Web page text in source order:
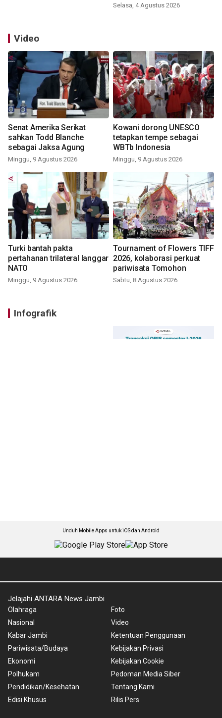
Selasa, 4 Agustus 2026
Video
Senat Amerika Serikat
sahkan Todd Blanche
sebagai Jaksa Agung
Minggu, 9 Agustus 2026
Kowani dorong UNESCO
tetapkan tempe sebagai
WBTb Indonesia
Minggu, 9 Agustus 2026
Turki bantah pakta
pertahanan trilateral langgar
NATO
Minggu, 9 Agustus 2026
Tournament of Flowers TIFF
2026, kolaborasi perkuat
pariwisata Tomohon
Sabtu, 8 Agustus 2026
Infografik
Unduh Mobile Apps untuk iOS dan Android
Jelajahi ANTARA News Jambi
Olahraga
Nasional
Kabar Jambi
Pariwisata/Budaya
Ekonomi
Polhukam
Pendidikan/Kesehatan
Edisi Khusus
Foto
Video
Ketentuan Penggunaan
Kebijakan Privasi
Kebijakan Cookie
Pedoman Media Siber
Tentang Kami
Rilis Pers